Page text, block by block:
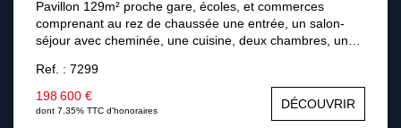
Pavillon 129m² proche gare, écoles, et commerces
comprenant au rez de chaussée une entrée, un salon-
séjour avec cheminée, une cuisine, deux chambres, une
d'eau avec wc, une salle de jeux. Sous-sol total. Terrain
de 768m² avec terrasse . Chauffage gaz de ville,
menuiseries bois double vitrage, assainissement collectif.
Ref. : 7299
198 600 €
dont 7.35% TTC d'honoraires DÉCOUVRIR